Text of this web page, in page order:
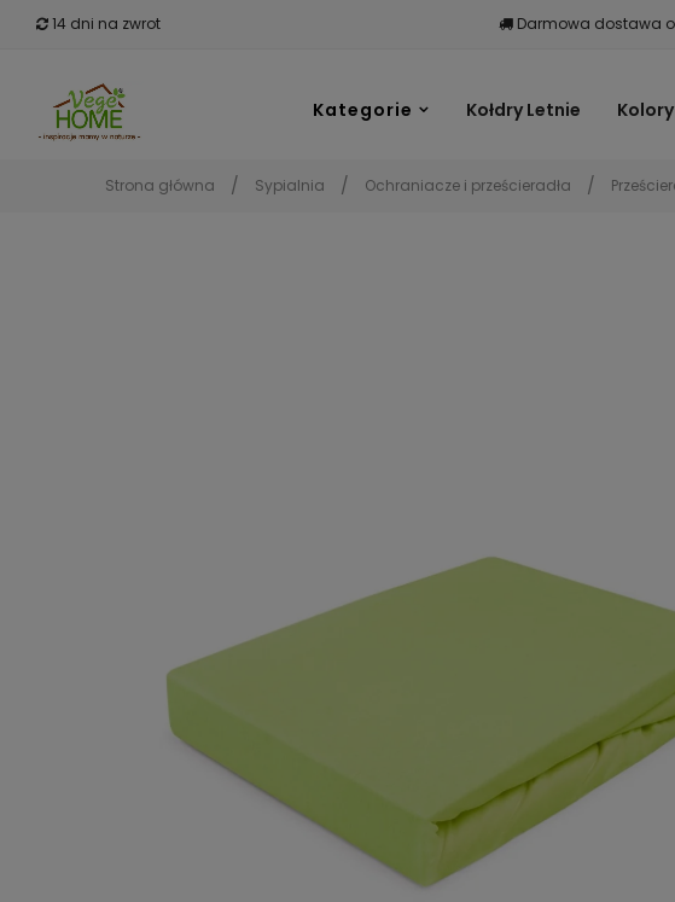
14 dni na zwrot Darmowa dostawa
Kategorie Kołdry Letnie Kolory
Strona główna Sypialnia Ochraniacze i prześcieradła